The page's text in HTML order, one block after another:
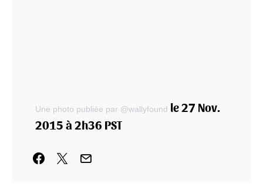
Une photo publiée par @wallyfound le 27 Nov.
2015 à 2h36 PST